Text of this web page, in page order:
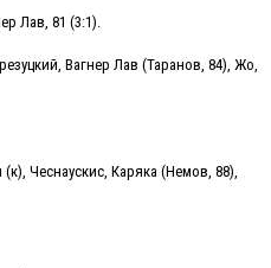
Лав, 81 (3:1).
Вагнер Лав (Таранов, 84), Жо,
Чеснаускис, Каряка (Немов, 88),